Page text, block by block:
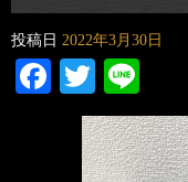
投稿日 2022年3月30日
Facebook
Twitter